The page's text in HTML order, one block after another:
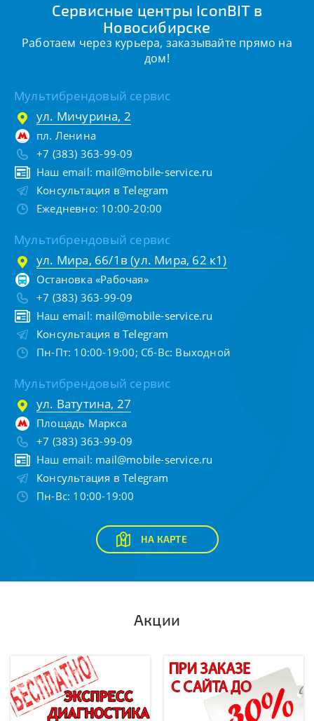
Сервисные центры IconBIT в
Новосибирске
Работаем через курьера, заказывайте прямо на
дом!
Мультибрендовый сервис
ул. Мичурина, 2
пл. Ленина
+7 (383) 363-99-09
Наш email: mail@mobile-service.ru
Консультация в Telegram
Ежедневно: 10:00-20:00
Мультибрендовый сервис
ул. Мира, 66/1в (ул. Мира, 62 к1)
Остановка «Рабочая»
+7 (383) 363-99-09
Наш email: mail@mobile-service.ru
Консультация в Telegram
Пн-Пт: 10:00-19:00; Сб-Вс: Выходной
Мультибрендовый сервис
ул. Ватутина, 27
Площадь Маркса
+7 (383) 363-99-09
Наш email: mail@mobile-service.ru
Консультация в Telegram
Пн-Вс: 10:00-19:00
НА КАРТЕ
Акции